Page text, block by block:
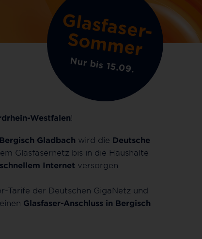
G
la
s
fa
s
e
r
-
S
o
m
m
e
r
Nur bis 15.09.
Westfalen!
Bergisch Gladbach wird die Deutsche
Glasfasernetz bis in die Haushalte
schnellem Internet versorgen.
Tarife der Deutschen GigaNetz und
Glasfaser-Anschluss in Bergisch